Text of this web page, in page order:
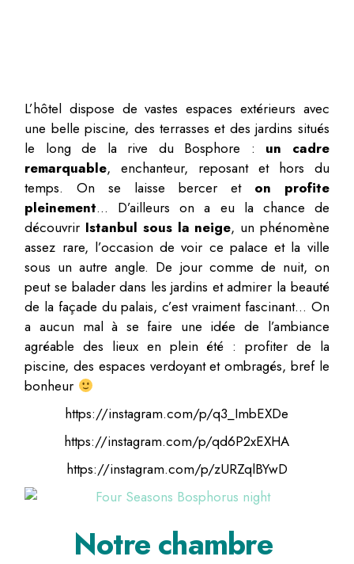
L’hôtel dispose de vastes espaces extérieurs avec
une belle piscine, des terrasses et des jardins situés
le long de la rive du Bosphore : un
cadre
remarquable, enchanteur, reposant et hors du
temps. On se laisse bercer et on profite
pleinement… D’ailleurs on a eu la chance de
découvrir Istanbul sous la neige, un phénomène
assez rare, l’occasion de voir ce palace et la ville
sous un autre angle. De jour comme de nuit, on
peut se balader dans les jardins et admirer la beauté
de la façade du palais, c’est vraiment fascinant… On
a aucun mal à se faire une idée de l’ambiance
agréable des lieux en plein été : profiter de la
piscine, des espaces verdoyant et ombragés, bref le
bonheur
https://instagram.com/p/q3_ImbEXDe
https://instagram.com/p/qd6P2xEXHA
https://instagram.com/p/zURZqlBYwD
Notre chambre